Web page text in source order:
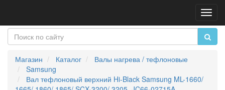
Магазин Каталог
Валы нагрева / тефлоновые
Samsung
Вал тефлоновый верхний Hi-Black Samsung ML-1660/